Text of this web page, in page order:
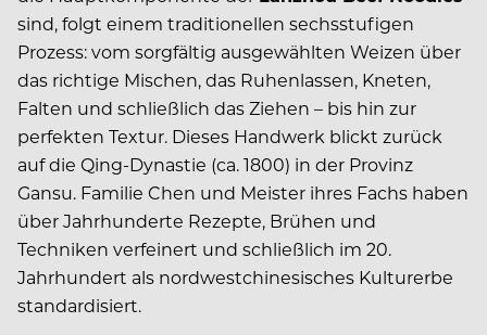
sind, folgt einem traditionellen sechsstufigen
Prozess: vom sorgfältig ausgewählten Weizen über
das richtige Mischen, das Ruhenlassen, Kneten,
Falten und schließlich das Ziehen – bis hin zur
perfekten Textur. Dieses Handwerk blickt zurück
auf die Qing-Dynastie (ca. 1800) in der Provinz
Gansu. Familie Chen und Meister ihres Fachs haben
über Jahrhunderte Rezepte, Brühen und
Techniken verfeinert und schließlich im 20.
Jahrhundert als nordwestchinesisches Kulturerbe
standardisiert.